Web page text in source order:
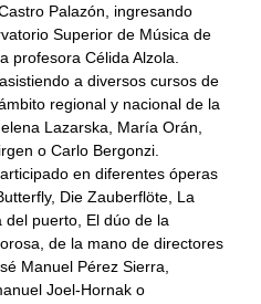
Palazón, ingresando
Superior de Música de
profesora Célida Alzola.
a diversos cursos de
regional y nacional de la
Lazarska, María Orán,
o Carlo Bergonzi.
en diferentes óperas
Die Zauberflöte, La
del puerto, El dúo de la
de la mano de directores
Manuel Pérez Sierra,
Joel-Hornak o